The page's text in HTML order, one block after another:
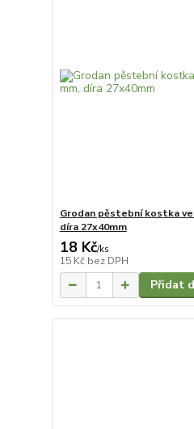
Grodan pěstební kostka
díra 27x40mm
18 Kč/ks
15 Kč bez DPH
Přidat